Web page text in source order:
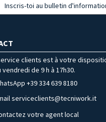
Inscris-toi au bulletin
clients est à votre
vendredi de 9 h à 17h30.
+39 334 639 8180
serviceclients@tecniwork.it
votre agent local